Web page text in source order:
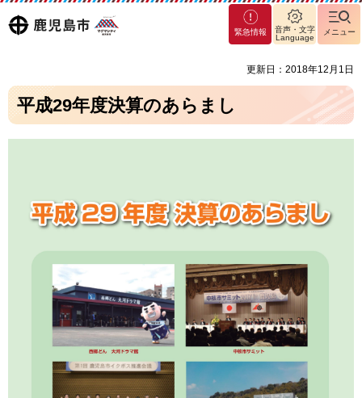
鹿児島
マグ
マシ
島市
緊急情報
音声・文字
Language
メニュー
更新日：2018年12月1日
平成29年度決算のあらまし